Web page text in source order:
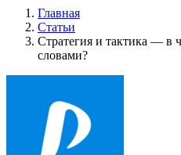
Главная
Статьи
Стратегия и тактика — в
словами?